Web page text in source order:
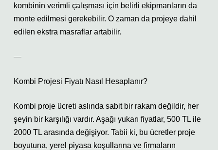
kombinin verimli çalışması için belirli ekipmanların da
monte edilmesi gerekebilir. O zaman da projeye dahil
edilen ekstra masraflar artabilir.
—
Kombi Projesi Fiyatı Nasıl Hesaplanır?
Kombi proje ücreti aslında sabit bir rakam değildir, her
şeyin bir karşılığı vardır. Aşağı yukarı fiyatlar, 500 TL ile
2000 TL arasında değişiyor. Tabii ki, bu ücretler proje
boyutuna, yerel piyasa koşullarına ve firmaların